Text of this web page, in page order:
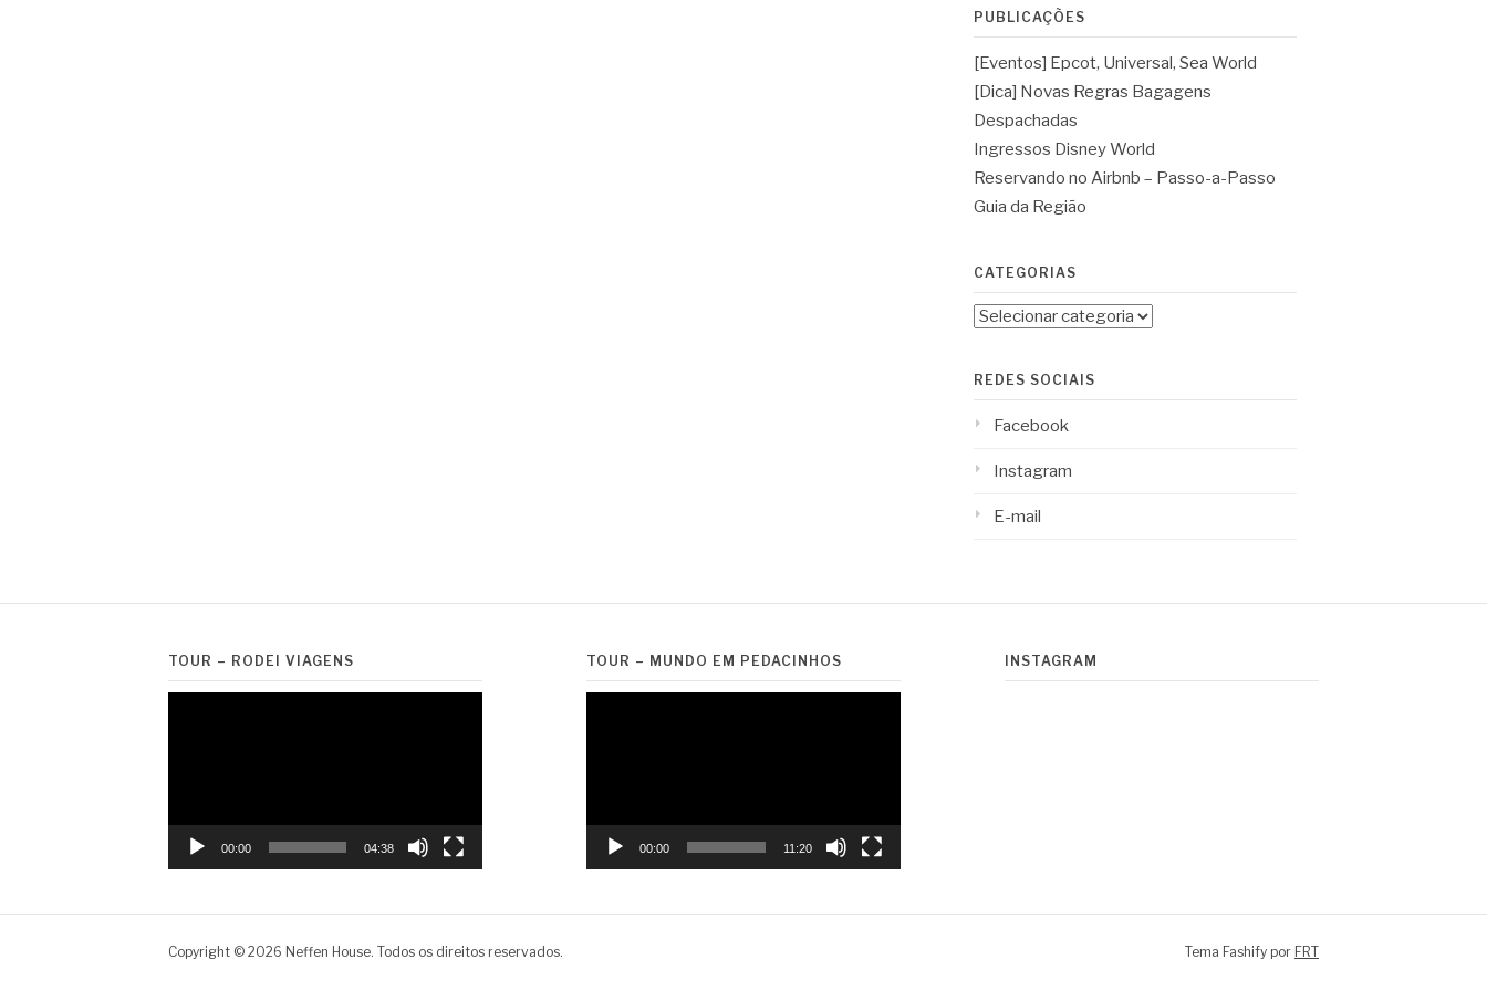
PUBLICAÇÕES
[Eventos] Epcot, Universal, Sea World
[Dica] Novas Regras Bagagens
Despachadas
Ingressos Disney World
Reservando no Airbnb – Passo-a-Passo
Guia da Região
CATEGORIAS
Categorias
REDES SOCIAIS
Facebook
Instagram
E-mail
TOUR – RODEI VIAGENS
00:00 04:38
TOUR – MUNDO EM PEDACINHOS
00:00 11:20
INSTAGRAM
Copyright © 2026 Neffen House. Todos os direitos reservados. Tema Fashify por FRT